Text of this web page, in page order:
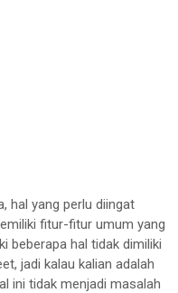
hal yang perlu diingat
fitur-fitur umum yang
beberapa hal tidak dimiliki
jadi kalau kalian adalah
ini tidak menjadi masalah